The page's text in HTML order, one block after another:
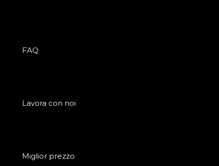
FAQ
Lavora con noi
Miglior prezzo